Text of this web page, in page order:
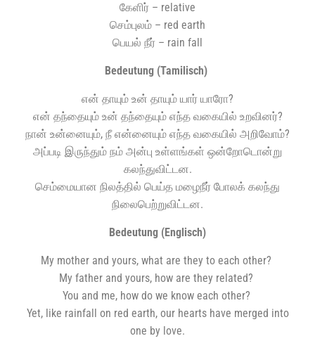
கேளிர் – rela­ti­ve
செம்புலம் – red earth
பெயல் நீர் – rain fall
Bedeu­tung (Tami­lisch)
என் தாயும் உன் தாயும் யார் யாரோ?
என் தந்தையும் உன் தந்தையும் எந்த வகையில் உறவினர்?
நான் உன்னையும், நீ என்னையும் எந்த வகையில் அறிவோம்?
அப்படி இருந்தும் நம் அன்பு உள்ளங்கள் ஒன்றோடொன்று
கலந்துவிட்டன.
செம்மையான நிலத்தில் பெய்த மழைநீர் போலக் கலந்து
நிலைபெற்றுவிட்டன.
Bedeu­tung (Eng­lisch)
My mother and yours, what are they to each other?
My father and yours, how are they rela­ted?
You and me, how do we know each other?
Yet, like rain­fall on red earth, our hearts have mer­ged into
one by love.